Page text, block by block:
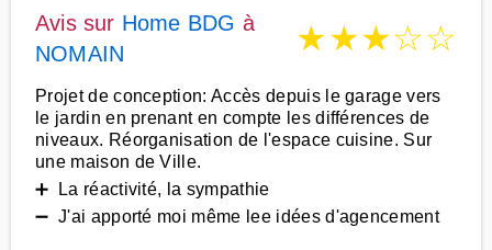
Avis sur Home BDG à
NOMAIN
★★★☆☆
Projet de conception: Accès depuis le garage vers
le jardin en prenant en compte les différences de
niveaux. Réorganisation de l'espace cuisine. Sur
une maison de Ville.
➕ La réactivité, la sympathie
➖ J'ai apporté moi même lee idées d'agencement